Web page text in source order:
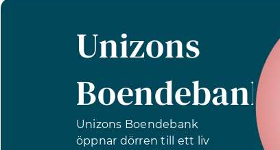
Unizons
Boendebank
Unizons Boendebank
öppnar dörren till ett liv